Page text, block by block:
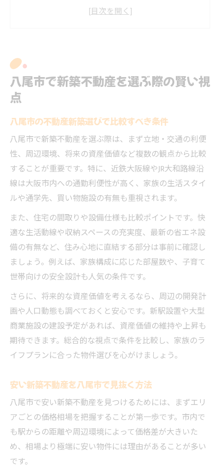
補助金活用で八尾市の不動産選びを有利に
八尾市の新築不動産相場を知る重要性
不動産購入時の八尾市補助金最新情報
八尾市の中古物件やリノベーション事情
家族構成に合う八尾市新築不動産の選び方
不動産情報を活用した八尾市の新築選択術
不動産サイトで八尾市新築を比較するコツ
八尾市の建売新築と分譲の違いを把握
八尾市の新築購入に必要な情報整理術
中古や新築マンションも八尾市で検討
将来性も考えた八尾市新築物件の見極め方
不動産選びで八尾市の資産性を重視する理
由
八尾市新築不動産の将来価値を見極める視
点
中古物件やリノベと新築の比較ポイント
八尾市不動産の耐震や省エネ性能の確認
補助金や助成を活かす新築購入のコツ
八尾市の新築不動産で使える補助金まとめ
申請時に注意したい八尾市補助制度の特徴
不動産新築購入で受けられる助成金の活用
法
八尾市で新築不動産を選ぶ際の賢い視
点
八尾市の不動産新築選びで比較すべき条件
八尾市で新築不動産を選ぶ際は、まず立地・交通の利便
性、周辺環境、将来の資産価値など複数の観点から比較
することが重要です。特に、近鉄大阪線やJR大和路線沿
線は大阪市内への通勤利便性が高く、家族の生活スタイ
ルや通学先、買い物施設の有無も重視されます。
また、住宅の間取りや設備仕様も比較ポイントです。快
適な生活動線や収納スペースの充実度、最新の省エネ設
備の有無など、住み心地に直結する部分は事前に確認し
ましょう。例えば、家族構成に応じた部屋数や、子育て
世帯向けの安全設計も人気の条件です。
さらに、将来的な資産価値を考えるなら、周辺の開発計
画や人口動態も調べておくと安心です。新駅設置や大型
商業施設の建設予定があれば、資産価値の維持や上昇も
期待できます。総合的な視点で条件を比較し、家族のラ
イフプランに合った物件選びを心がけましょう。
安い新築不動産を八尾市で見抜く方法
八尾市で安い新築不動産を見つけるためには、まずエリ
アごとの価格相場を把握することが第一歩です。市内で
も駅からの距離や周辺環境によって価格差が大きいた
め、相場より極端に安い物件には理由があることが多い
です。